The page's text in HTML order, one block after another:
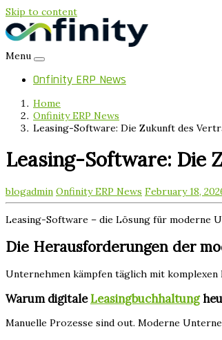
Skip to content
Menu
Onfinity ERP News
Home
Onfinity ERP News
Leasing-Software: Die Zukunft des
Leasing-Software: Die
blogadmin Onfinity ERP News February 18,
Leasing-Software – die Lösung für moderne
Die Herausforderungen der
Unternehmen kämpfen täglich mit komplexen
Warum digitale Leasingbuchhaltung
Manuelle Prozesse sind out. Moderne